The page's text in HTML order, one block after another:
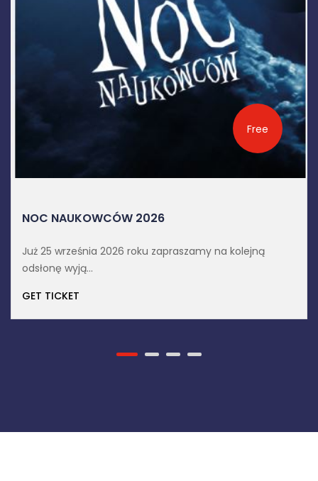
Free
NOC NAUKOWCÓW 2026
Już 25 września 2026 roku zapraszamy na kolejną
odsłonę wyją...
GET TICKET